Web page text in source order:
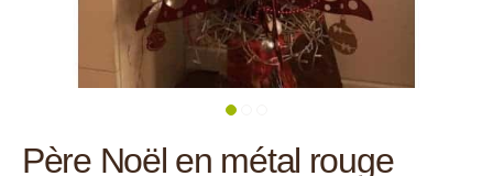
Père Noël en métal rouge